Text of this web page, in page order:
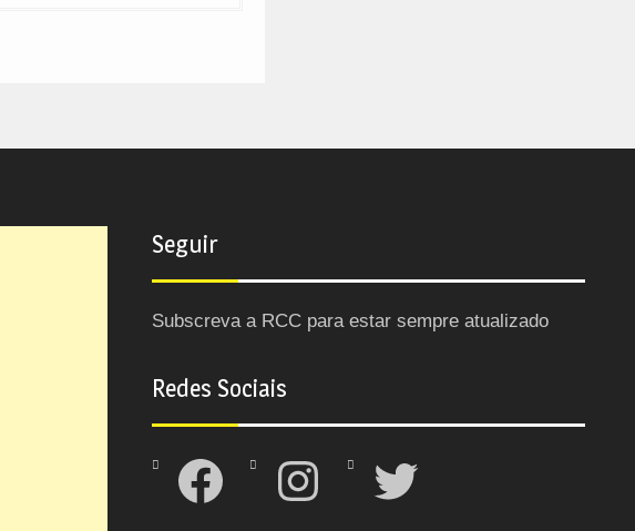
Seguir
Subscreva a RCC para estar sempre atualizado
Redes Sociais
Facebook Instagram Twitter